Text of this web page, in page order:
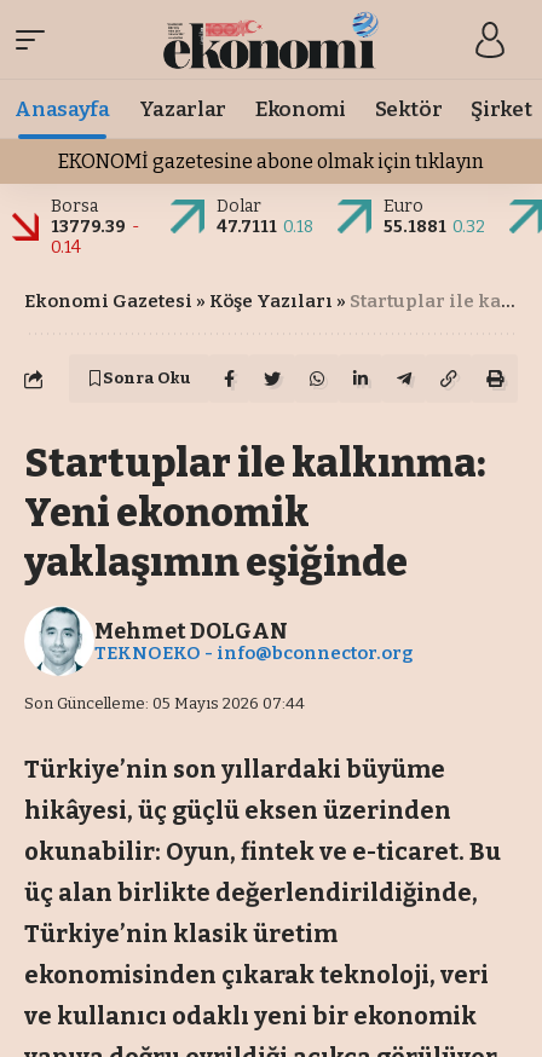
Anasayfa Yazarlar Ekonomi Sektör Şirket
EKONOMİ gazetesine abone olmak için tıklayın
Borsa
13779.39 -
0.14
Dolar
47.7111 0.18
Euro
55.1881 0.32
Ekonomi Gazetesi » Köşe Yazıları » Startuplar ile kalkınma: Yeni ekonomik yaklaşımın eşiğinde
Sonra Oku
Startuplar ile kalkınma:
Yeni ekonomik
yaklaşımın eşiğinde
Son Güncelleme: 05 Mayıs 2026 07:44
Mehmet DOLGAN
TEKNOEKO - info@bconnector.org
Türkiye’nin son yıllardaki büyüme
hikâyesi, üç güçlü eksen üzerinden
okunabilir: Oyun, fintek ve e-ticaret. Bu
üç alan birlikte değerlendirildiğinde,
Türkiye’nin klasik üretim
ekonomisinden çıkarak teknoloji, veri
ve kullanıcı odaklı yeni bir ekonomik